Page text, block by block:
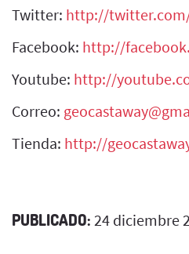
Twitter: http://
Facebook: http://
Youtube: http://
Correo:
Tienda: http://
PUBLICADO: 24 diciembre